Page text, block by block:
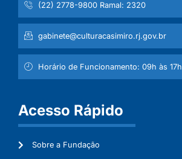
(22) 2778-9800 Ramal: 2320
gabinete@culturacasimiro.rj.gov.br
Horário de Funcionamento: 09h às 17h
Acesso Rápido
Sobre a Fundação